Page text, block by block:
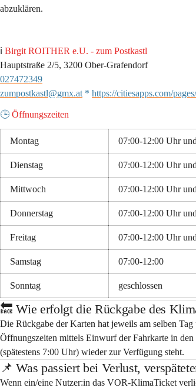
abzuklären.
ℹ️ Birgit ROITHER e.U. - zum Postkastl
Hauptstraße 2/5, 3200 Ober-Grafendorf
027472349
zumpostkastl@gmx.at * https://citiesapps.com/
🕒️ Öffnungszeiten
Montag 07:00-12:00 Uhr
Dienstag 07:00-12:00 Uhr
Mittwoch 07:00-12:00 Uhr
Donnerstag 07:00-12:00 Uhr
Freitag 07:00-12:00 Uhr
Samstag 07:00-12:00
Sonntag geschlossen
🔙 Wie erfolgt die Rückgabe des
Die Rückgabe der Karten hat jeweils am selben
Öffnungszeiten mittels Einwurf der Fahrkarte in
(spätestens 7:00 Uhr) wieder zur Verfügung steht.
📌 Was passiert bei Verlust,
Wenn ein/eine Nutzer:in das VOR-KlimaTicket